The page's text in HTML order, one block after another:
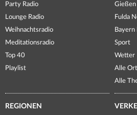
Party Radio
Lounge Radio
Weihnachtsradio
Meditationsradio
Top 40
Playlist
Gießen
Fulda
Bayern
Sport
Wetter
Alle
Alle
REGIONEN